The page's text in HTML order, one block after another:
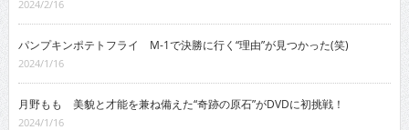
2024/2/16
パンプキンポテトフライ M-1で決勝に行く“理由”が見つかった(笑)
2024/1/16
月野もも 美貌と才能を兼ね備えた“奇跡の原石”がDVDに初挑戦！
2024/1/16